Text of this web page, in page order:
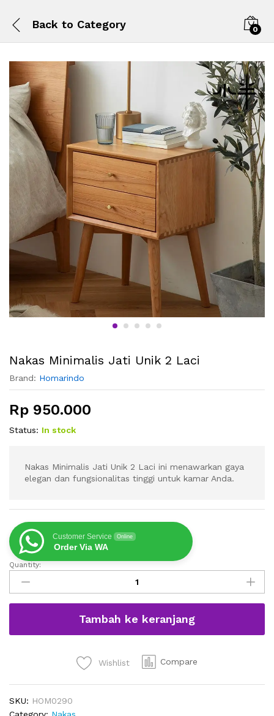
Back to Category 0
Nakas Minimalis Jati Unik 2 Laci
Brand: Homarindo
Rp 950.000
Status: In stock
Nakas Minimalis Jati Unik 2 Laci ini menawarkan gaya
elegan dan fungsionalitas tinggi untuk kamar Anda.
Customer Service Online
Order Via WA
Nakas
Minimalis
Jati
Unik
Laci
Quantity:
Tambah ke keranjang
Wishlist Compare
SKU: HOM0290